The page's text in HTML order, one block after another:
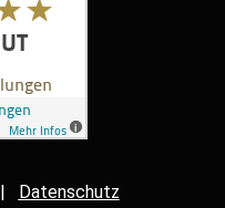
Datenschutz